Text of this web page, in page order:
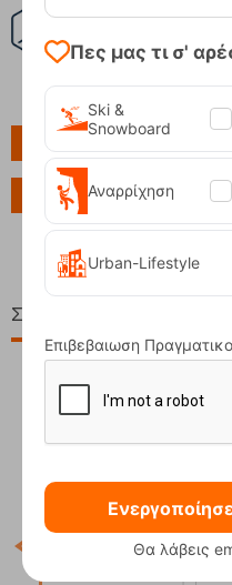
Πληροφορίες
Ερώτηση για το προϊόν
Σχετικά Προϊόντα
Πες μας τι σ'
Ski &
Snowboard
Αναρρίχηση
Urban-Lifestyle
Επιβεβαιωση
Θα λάβεις